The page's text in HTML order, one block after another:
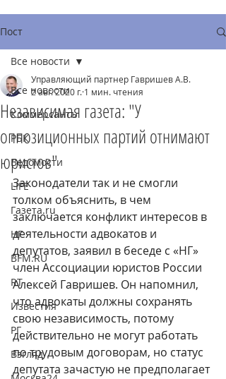
Пост
Все новости
Коммерсантъ
РБК
Ведомости
LIFE
Газета.ru
НГ
BFM.RU
RT
Известия
РГ
Взгляд
Все новости
Независимая газета: "У
оппозиционных партий отнимают
юристов"
Управляющий партнер Гавришев А.В.
2 авг. 2020 г. 1 мин. чтения
Законодатели так и не смогли
толком объяснить, в чем
заключается конфликт интересов в
деятельности адвокатов и
депутатов, заявил в беседе с «НГ»
член Ассоциации юристов России
Алексей Гавришев. Он напомнил,
что адвокаты должны сохранять
свою независимость, потому
действительно не могут работать
по трудовым договорам, но статус
депутата зачастую не предполагает